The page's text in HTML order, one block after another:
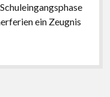
ein Zeugnis